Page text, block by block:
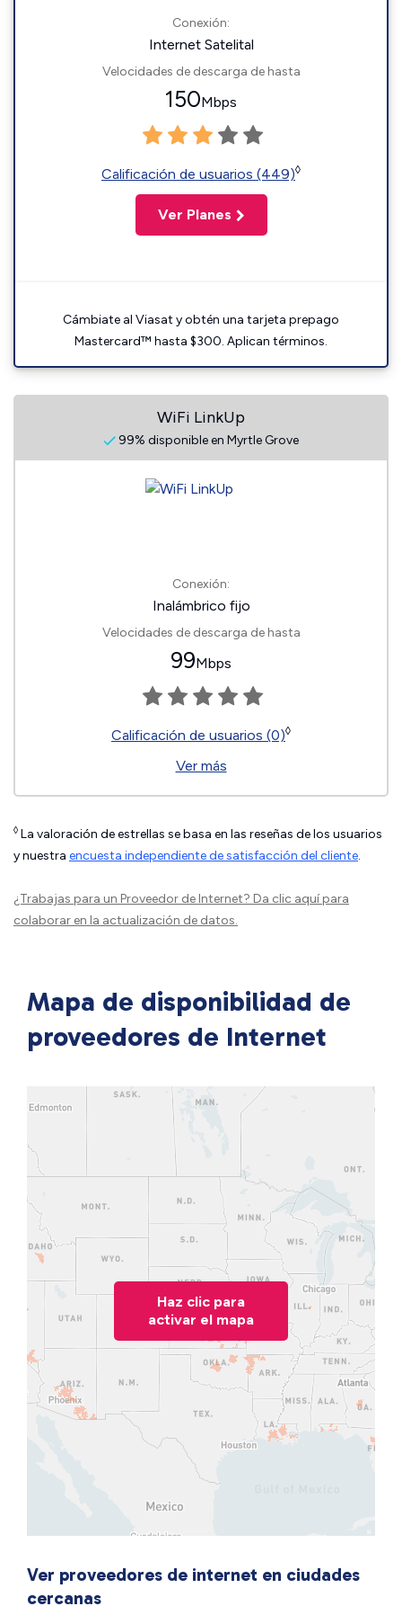
Conexión:
Internet Satelital
Velocidades de descarga de hasta
150Mbps
Calificación de usuarios (449)◊
Ver Planes
Cámbiate al Viasat y obtén una tarjeta prepago
Mastercard™ hasta $300. Aplican términos.
WiFi LinkUp
99% disponible en Myrtle Grove
Conexión:
Inalámbrico fijo
Velocidades de descarga de hasta
99Mbps
Calificación de usuarios (0)◊
Ver más
◊ La valoración de estrellas se basa en las reseñas de los usuarios
y nuestra encuesta independiente de satisfacción del cliente.
¿Trabajas para un Proveedor de Internet? Da clic aquípara
colaborar en la actualización de datos.
Mapa de disponibilidad de
proveedores de Internet
Haz clic para
activar el mapa
Ver proveedores de internet en ciudades
cercanas